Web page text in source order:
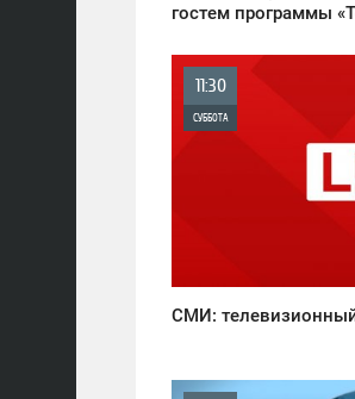
гостем программы
11:30
СУББОТА
СМИ: